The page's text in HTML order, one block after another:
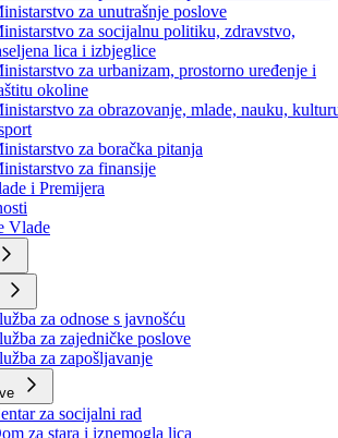
za privredu
za pravosuđe, upravu i radne odnose
za unutrašnje poslove
za socijalnu politiku, zdravstvo,
lica i izbjeglice
za urbanizam, prostorno uređenje i
okoline
za obrazovanje, mlade, nauku,
za boračka pitanja
za finansije
i Premijera
Vlade
za odnose s javnošću
za zajedničke poslove
za zapošljavanje